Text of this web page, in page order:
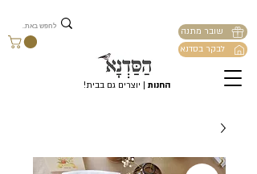
החנות | יוצרים גם בבית!
שובר מתנה
לבקר בסדנא